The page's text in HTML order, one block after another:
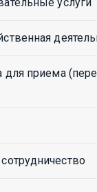
для приема